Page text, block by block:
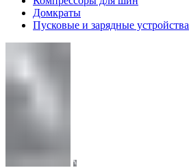
Домкраты
Пусковые и зарядные устройства